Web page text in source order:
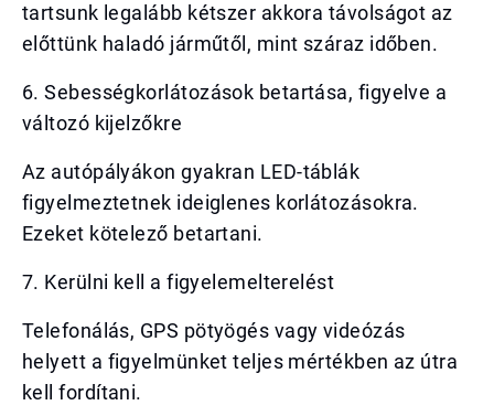
tartsunk legalább kétszer akkora távolságot az
előttünk haladó járműtől, mint száraz időben.
6. Sebességkorlátozások betartása, figyelve a
változó kijelzőkre
Az autópályákon gyakran LED-táblák
figyelmeztetnek ideiglenes korlátozásokra.
Ezeket kötelező betartani.
7. Kerülni kell a figyelemelterelést
Telefonálás, GPS pötyögés vagy videózás
helyett a figyelmünket teljes mértékben az útra
kell fordítani.